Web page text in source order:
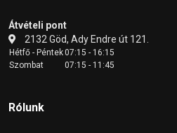
Átvételi pont
2132 Göd, Ady Endre út 121.
Hétfő - Péntek07:15 - 16:15
Szombat
07:15 - 11:45
Rólunk